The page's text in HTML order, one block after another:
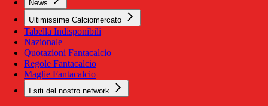
News
Ultimissime Calciomercato
Tabella Indisponibili
Nazionale
Quotazioni Fantacalcio
Regole Fantacalcio
Maglie Fantacalcio
I siti del nostro network